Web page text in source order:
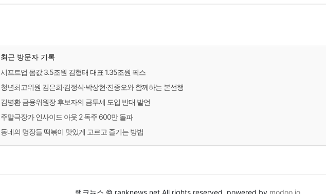
최근 방문자 기록
시프트업 몸값 3.5조원 김형태 대표 1.35조원 픽스
청년최고위원 김은희·김정식·박상현·진종오와 함께하는 본선행
김병환 금융위원장 후보자의 금투세 도입 반대 발언
주말극장가 인사이드 아웃 2 독주 600만 돌파
동네의 명장들 떡볶이 맛있게 고르고 즐기는 방법
랭크뉴스 © ranknews.net All rights reserved. powered by modoo.io